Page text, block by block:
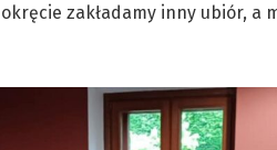
zakładamy inny ubiór, a